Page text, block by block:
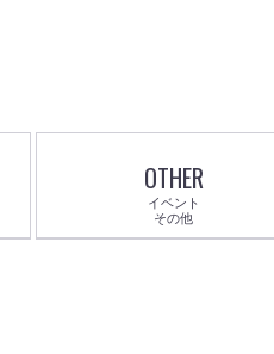
OTHER
イベント
その他